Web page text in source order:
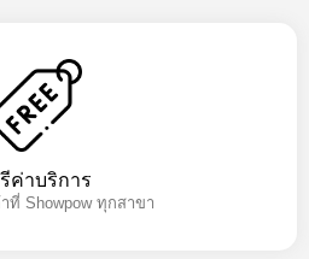
ค่าบริการ
ที่ Showpow ทุกสาขา